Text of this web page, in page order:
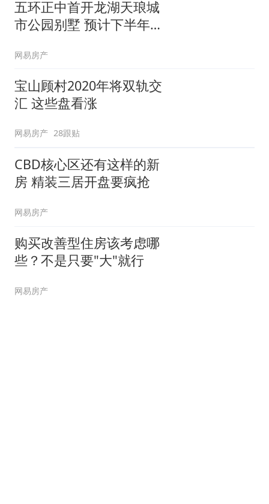
五环正中首开龙湖天琅城
市公园别墅 预计下半年入
网易房产
宝山顾村2020年将双轨交
汇 这些盘看涨
网易房产 28跟贴
CBD核心区还有这样的新
房 精装三居开盘要疯抢
网易房产
购买改善型住房该考虑哪
些？不是只要"大"就行
网易房产